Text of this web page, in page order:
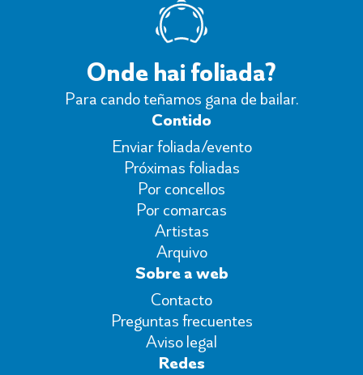
Onde hai foliada?
Para cando teñamos gana de bailar.
Contido
Enviar foliada/evento
Próximas foliadas
Por concellos
Por comarcas
Artistas
Arquivo
Sobre a web
Contacto
Preguntas frecuentes
Aviso legal
Redes